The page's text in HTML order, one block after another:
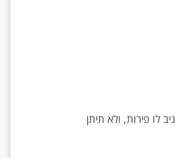
לו פירות, ולא תיתן